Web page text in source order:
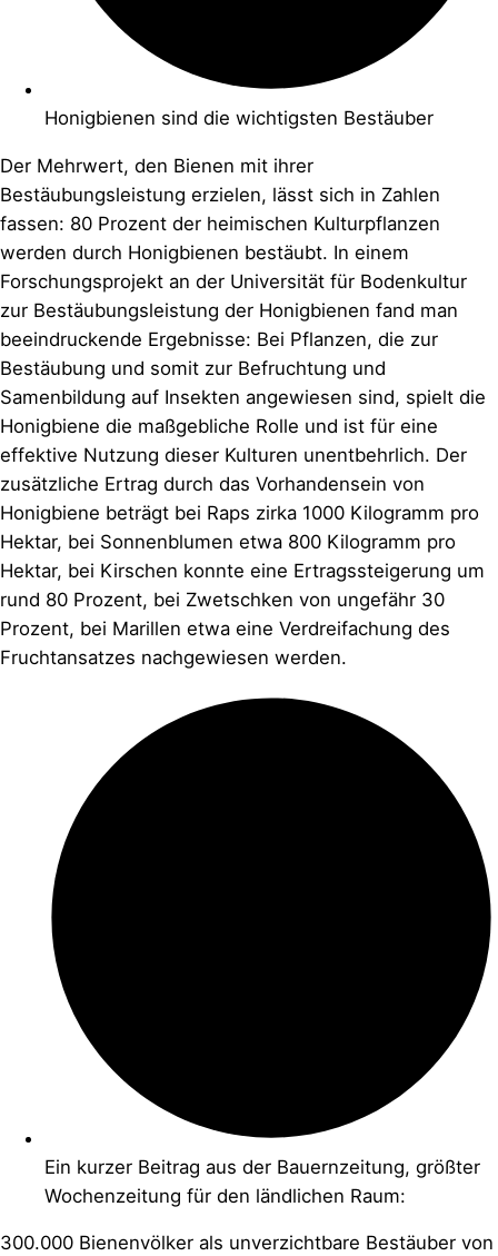
Honigbienen sind die wichtigsten Bestäuber
Der Mehrwert, den Bienen mit ihrer
Bestäubungsleistung erzielen, lässt sich in Zahlen
fassen: 80 Prozent der heimischen Kulturpflanzen
werden durch Honigbienen bestäubt. In einem
Forschungsprojekt an der Universität für Bodenkultur
zur Bestäubungsleistung der Honigbienen fand man
beeindruckende Ergebnisse: Bei Pflanzen, die zur
Bestäubung und somit zur Befruchtung und
Samenbildung auf Insekten angewiesen sind, spielt die
Honigbiene die maßgebliche Rolle und ist für eine
effektive Nutzung dieser Kulturen unentbehrlich. Der
zusätzliche Ertrag durch das Vorhandensein von
Honigbiene beträgt bei Raps zirka 1000 Kilogramm pro
Hektar, bei Sonnenblumen etwa 800 Kilogramm pro
Hektar, bei Kirschen konnte eine Ertragssteigerung um
rund 80 Prozent, bei Zwetschken von ungefähr 30
Prozent, bei Marillen etwa eine Verdreifachung des
Fruchtansatzes nachgewiesen werden.
Ein kurzer Beitrag aus der Bauernzeitung, größter
Wochenzeitung für den ländlichen Raum:
300.000 Bienenvölker als unverzichtbare Bestäuber von